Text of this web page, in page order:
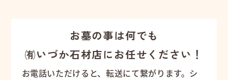
お墓の事は何でも
㈲いづか石材店にお任せください！
お電話いただけると、転送にて繋がります。シ